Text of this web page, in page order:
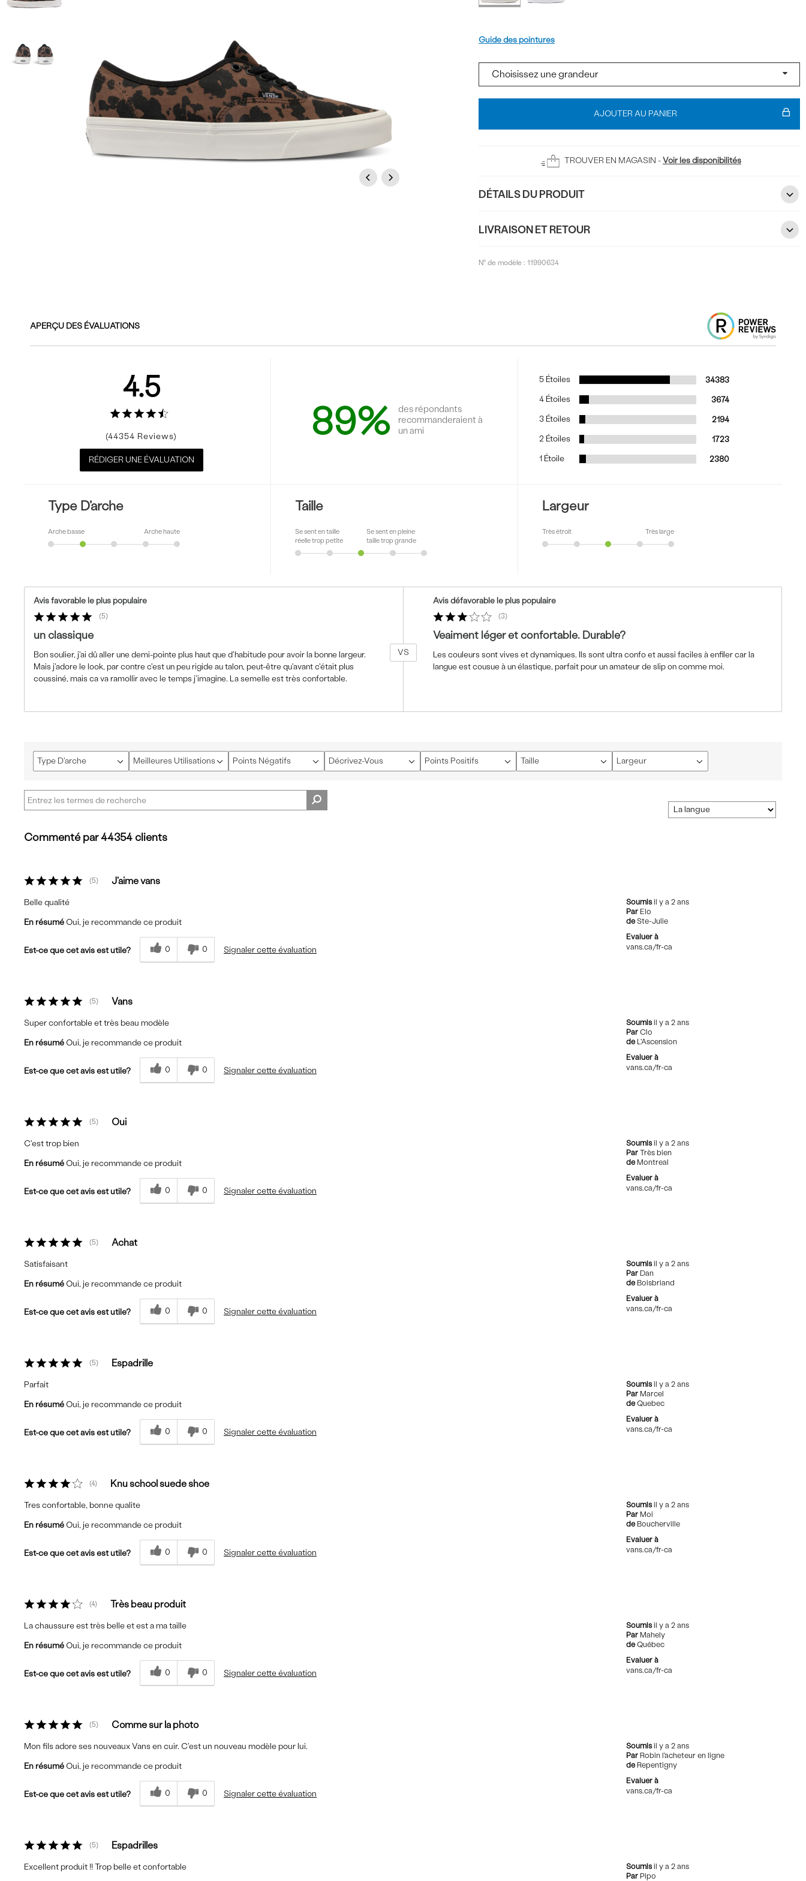
PreviousNext
produit
Guide des pointures
Ajouter
panier
AJOUTER AU PANIER
TROUVER EN MAGASIN -Voir les disponibilités
DÉTAILS DU PRODUIT
LIVRAISON ET RETOUR
N° de modèle : 11990634
APERÇU DES ÉVALUATIONS
4.5
44354
RÉDIGER UNE ÉVALUATION
89%
des répondants
recommanderaient à
un ami
5 Étoiles 34383
4 Étoiles 3674
3 Étoiles 2194
2 Étoiles 1723
1 Étoile 2380
Type D'arche
Arche basse Arche haute
Taille
Se sent en taille
réelle trop petite
Se sent en pleine
taille trop grande
Largeur
Très étroit Très large
Avis favorable le plus populaire
5
un classique
Bon soulier, j'ai dû aller une demi-pointe plus haut que d'habitude pour avoir la bonne largeur.
Mais j'adore le look, par contre c'est un peu rigide au talon, peut-être qu'avant c'était plus
coussiné, mais ca va ramollir avec le temps j'imagine. La semelle est très confortable.
projecteur
critiques
VS
Avis défavorable le plus populaire
3
Veaiment léger et confortable. Durable?
Les couleurs sont vives et dynamiques. Ils sont ultra confo et aussi faciles à enfiler car la
langue est cousue à un élastique, parfait pour un amateur de slip on comme moi.
Type D'arche
Français
Meilleures Utilisations
Français
Points Négatifs
Français
Décrivez-Vous
Français
Points Positifs
Français
Taille
Français
Largeur
Français
Commenté par 44354 clients
5 J'aime vans
Soumisil y a 2 ans
Par Elo
de Ste-Julie
Evaluer à
vans.ca/fr-ca
Belle qualité
En résumé Oui, je recommande ce produit
Est-ce que cet avis est utile? 0 0 Signaler cette évaluation
5 Vans
Soumisil y a 2 ans
Par Clo
de L'Ascension
Evaluer à
vans.ca/fr-ca
Super confortable et très beau modèle
En résumé Oui, je recommande ce produit
Est-ce que cet avis est utile? 0 0 Signaler cette évaluation
5 Oui
Soumisil y a 2 ans
Par Très bien
de Montreal
Evaluer à
vans.ca/fr-ca
C'est trop bien
En résumé Oui, je recommande ce produit
Est-ce que cet avis est utile? 0 0 Signaler cette évaluation
5 Achat
Soumisil y a 2 ans
Par Dan
de Boisbriand
Evaluer à
vans.ca/fr-ca
Satisfaisant
En résumé Oui, je recommande ce produit
Est-ce que cet avis est utile? 0 0 Signaler cette évaluation
5 Espadrille
Soumisil y a 2 ans
Par Marcel
de Quebec
Evaluer à
vans.ca/fr-ca
Parfait
En résumé Oui, je recommande ce produit
Est-ce que cet avis est utile? 0 0 Signaler cette évaluation
4 Knu school suede shoe
Soumisil y a 2 ans
Par Moi
de Boucherville
Evaluer à
vans.ca/fr-ca
Tres confortable, bonne qualite
En résumé Oui, je recommande ce produit
Est-ce que cet avis est utile? 0 0 Signaler cette évaluation
4 Très beau produit
Soumisil y a 2 ans
Par Mahely
de Québec
Evaluer à
vans.ca/fr-ca
La chaussure est très belle et est a ma taille
En résumé Oui, je recommande ce produit
Est-ce que cet avis est utile? 0 0 Signaler cette évaluation
5 Comme sur la photo
Soumisil y a 2 ans
Par Robin l'acheteur en ligne
de Repentigny
Evaluer à
vans.ca/fr-ca
Mon fils adore ses nouveaux Vans en cuir. C'est un nouveau modèle pour lui.
En résumé Oui, je recommande ce produit
Est-ce que cet avis est utile? 0 0 Signaler cette évaluation
5 Espadrilles
Soumisil y a 2 ans
Par Pipo
Excellent produit !! Trop belle et confortable